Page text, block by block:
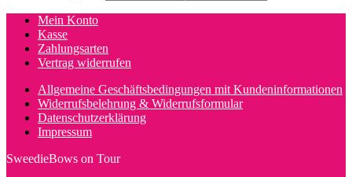
Mein Konto
Kasse
Zahlungsarten
Vertrag widerrufen
Allgemeine Geschäftsbedingungen mit Kundeninformationen
Widerrufsbelehrung & Widerrufsformular
Datenschutzerklärung
Impressum
SweedieBows on Tour